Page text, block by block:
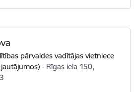
pārvaldes vadītājas vietniece
- Rīgas iela 150,